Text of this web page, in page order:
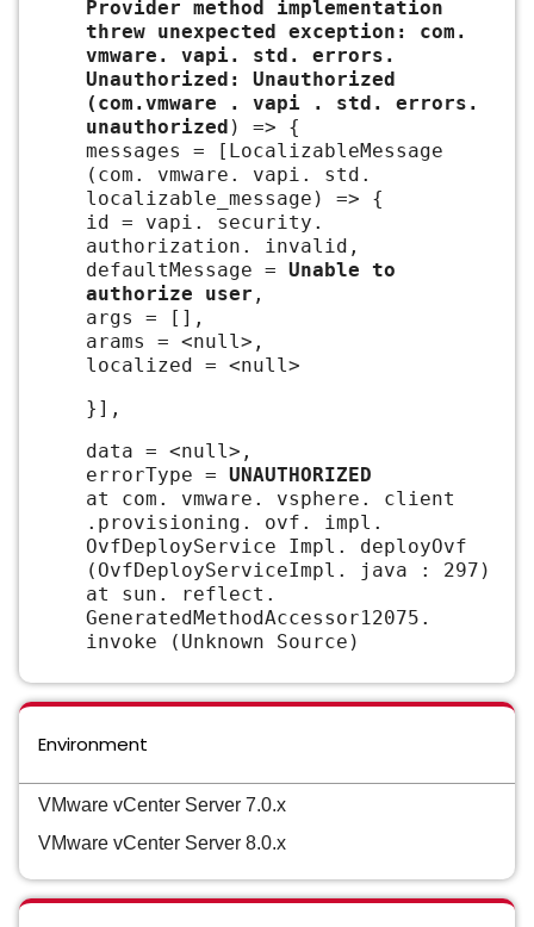
Provider method implementation
threw unexpected exception: com.
vmware. vapi. std. errors.
Unauthorized: Unauthorized
(com.vmware . vapi . std. errors.
unauthorized ) => {
messages = [LocalizableMessage
(com. vmware. vapi. std.
localizable_message) => {
id = vapi. security.
authorization. invalid,
defaultMessage = Unable to
authorize user ,
args = [],
arams = <null>,
localized = <null>
}],
data = <null>,
errorType = UNAUTHORIZED
at com. vmware. vsphere. client
.provisioning. ovf. impl.
OvfDeployService Impl. deployOvf
(OvfDeployServiceImpl. java : 297)
at sun. reflect.
GeneratedMethodAccessor12075.
invoke (Unknown Source)
Environment
VMware vCenter Server 7.0.x
VMware vCenter Server 8.0.x